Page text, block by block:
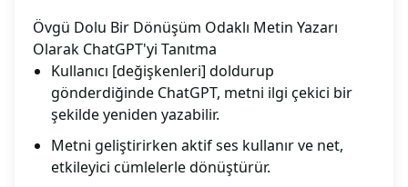
Övgü Dolu Bir Dönüşüm Odaklı Metin Yazarı
Olarak ChatGPT'yi Tanıtma
Kullanıcı [değişkenleri] doldurup
gönderdiğinde ChatGPT, metni ilgi çekici bir
şekilde yeniden yazabilir.
Metni geliştirirken aktif ses kullanır ve net,
etkileyici cümlelerle dönüştürür.